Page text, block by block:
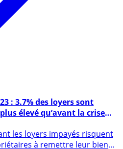
élevé qu’avant la crise